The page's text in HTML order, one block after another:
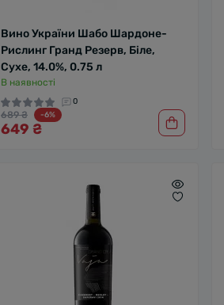
Вино України Шабо Шардоне-
Рислинг Гранд Резерв, Біле,
Сухе, 14.0%, 0.75 л
В наявності
0
689 ₴ -6%
649 ₴